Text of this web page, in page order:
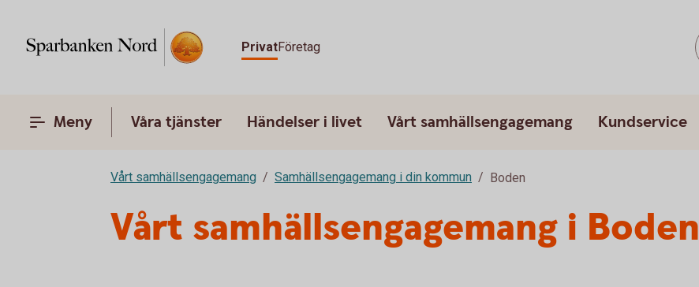
PrivatFöretag
Meny Våra tjänster Händelser i livet Vårt samhällsengagemang Kundservice
Vårt samhällsengagemang Samhällsengagemang i din kommun Boden
Vårt samhällsengagemang i Boden